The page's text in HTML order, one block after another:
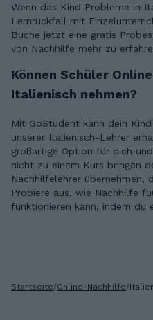
Wenn das Kind Probleme in
Lernrückfall mit
Buche jetzt eine gratis
von Nachhilfe mehr zu
Können Schüler
Italienisch nehmen?
Mit GoStudent kann dein
unserer Italienisch-Lehrer
großartige Option für dich
nicht zu einem Kurs bringen
Nachhilfelehrer übernehmen,
Probiere aus, wie Nachhilfe
funktionieren kann, indem du
Startseite/Online-Nachhilfe/